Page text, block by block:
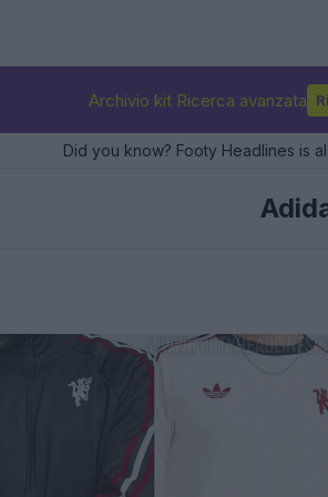
Archivio kit Ricerca avanzata
Did you know? Footy Headlines is